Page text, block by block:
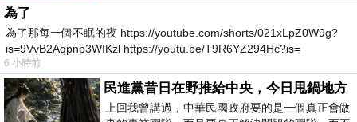
為了
為了那每一個不眠的夜 https://youtube.com/shorts/021xLpZ0W9g?
is=9VvB2Aqpnp3WIKzl https://youtu.be/T9R6YZ294Hc?is=
6 小時前
民進黨昔日在野推給中央，今日甩鍋地方
上回我曾講過，中華民國政府要的是一個真正會做